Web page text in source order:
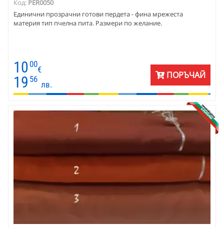
Код: PER0050
Единични прозрачни готови пердета - фина мрежеста
материя тип пчелна пита. Размери по желание.
10 00
€
19 56
лв.
ПОРЪЧАЙ